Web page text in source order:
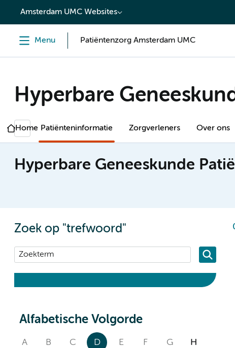
content
Amsterdam UMC Websites
Menu Patiëntenzorg Amsterdam UMC
Hyperbare
Home Patiënteninformatie Zorgverleners Over ons
Hyperbare Geneeskunde
Zoek op "trefwoord"
Alfabetische Volgorde
A B C D E F G H